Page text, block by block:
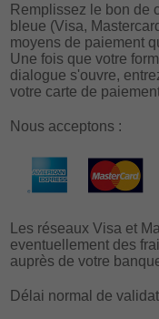
Remplissez le bon de
bleue (Visa,
moyens de paiement
Une fois que votre
dialogue s'ouvre,
votre carte de
Nous acceptons :
Les réseaux Visa et
eventuellement des
auprès de votre
Délai normal de